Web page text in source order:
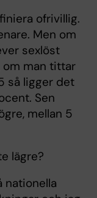
ofrivillig.
Men om
sexlöst
om man tittar
så ligger det
Sen
mellan 5
lägre?
nationella